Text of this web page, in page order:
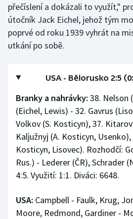
přečíslení a dokázali to využít,"
útočník Jack Eichel, jehož tým
poprvé od roku 1939 vyhrát na
utkání po sobě.
USA - Bělorusko 2:5
Branky a nahrávky: 38. Nelson
(Eichel, Lewis) - 32. Gavrus
Volkov (S. Kosticyn), 37.
Kaljužnyj (A. Kosticyn, Usenko),
Kosticyn, Lisovec). Rozhodčí:
Rus.) - Lederer (ČR), Schrader
4:5. Využití: 1:1. Diváci: 6648.
USA: Campbell - Faulk, Krug,
Moore, Redmond, Gardiner -